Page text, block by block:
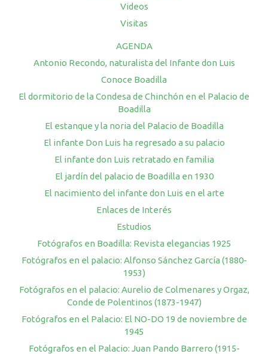
Videos
Visitas
AGENDA
Antonio Recondo, naturalista del Infante don Luis
Conoce Boadilla
El dormitorio de la Condesa de Chinchón en el Palacio de
Boadilla
El estanque y la noria del Palacio de Boadilla
El infante Don Luis ha regresado a su palacio
El infante don Luis retratado en familia
El jardín del palacio de Boadilla en 1930
El nacimiento del infante don Luis en el arte
Enlaces de Interés
Estudios
Fotógrafos en Boadilla: Revista elegancias 1925
Fotógrafos en el palacio: Alfonso Sánchez García (1880-
1953)
Fotógrafos en el palacio: Aurelio de Colmenares y Orgaz,
Conde de Polentinos (1873-1947)
Fotógrafos en el Palacio: El NO-DO 19 de noviembre de
1945
Fotógrafos en el Palacio: Juan Pando Barrero (1915-